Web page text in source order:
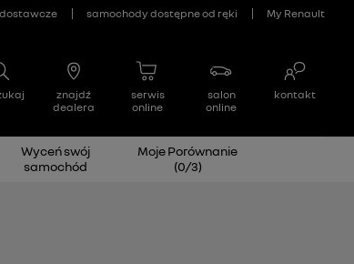
Wyceń swój
samochód
Moje Porównanie
(0/3)